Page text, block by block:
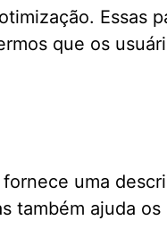
Essas
que os
uma
também ajuda os